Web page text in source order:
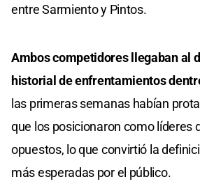
entre Sarmiento y Pintos.
Ambos competidores llegaban al
historial de enfrentamientos
las primeras semanas habían
que los posicionaron como líderes
opuestos, lo que convirtió la
más esperadas por el público.